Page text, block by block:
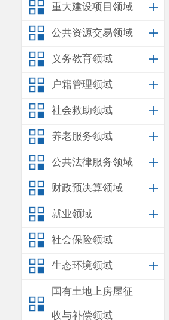
重大建设项目领域
公共资源交易领域
义务教育领域
户籍管理领域
社会救助领域
养老服务领域
公共法律服务领域
财政预决算领域
就业领域
社会保险领域
生态环境领域
国有土地上房屋征
收与补偿领域